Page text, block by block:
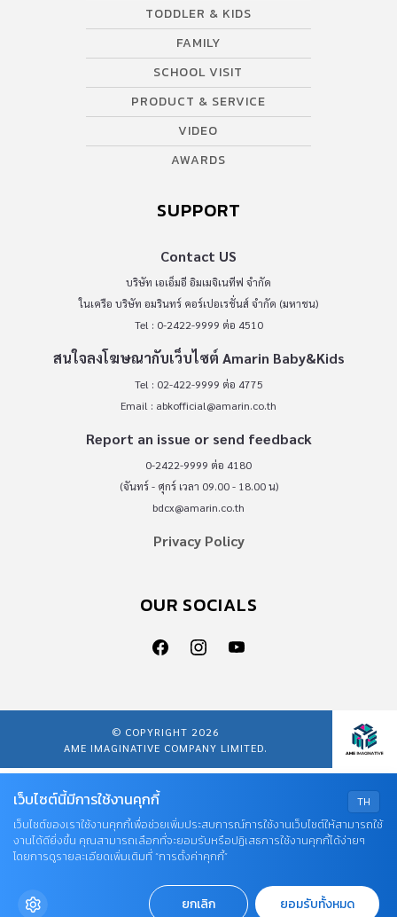
TODDLER & KIDS
FAMILY
SCHOOL VISIT
PRODUCT & SERVICE
VIDEO
AWARDS
SUPPORT
Contact US
บริษัท เอเอ็มอี อิมเมจิเนทีฟ จำกัด
ในเครือ บริษัท อมรินทร์ คอร์เปอเรชั่นส์ จำกัด (มหาชน)
Tel : 0-2422-9999 ต่อ 4510
สนใจลงโฆษณากับเว็บไซต์ Amarin Baby&Kids
Tel : 02-422-9999 ต่อ 4775
Email : abkofficial@amarin.co.th
Report an issue or send feedback
0-2422-9999 ต่อ 4180
(จันทร์ - ศุกร์ เวลา 09.00 - 18.00 น)
bdcx@amarin.co.th
Privacy Policy
OUR SOCIALS
© COPYRIGHT 2026
AME IMAGINATIVE COMPANY LIMITED.
TH
เว็บไซต์นี้มีการใช้งานคุกกี้
เว็บไซต์ของเราใช้งานคุกกี้เพื่อช่วยเพิ่มประสบการณ์การใช้งานเว็บไซต์ให้สามารถใช้
งานได้ดียิ่งขึ้น คุณสามารถเลือกที่จะยอมรับหรือปฏิเสธการใช้งานคุกกี้ได้ง่ายๆ
โดยการดูรายละเอียดเพิ่มเติมที่ “การตั้งค่าคุกกี้”
ยกเลิก ยอมรับทั้งหมด